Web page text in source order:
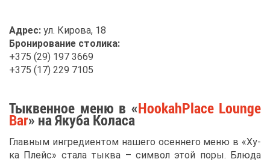
Ад­рес: ул. Ки­ро­ва, 18
Бро­ни­ро­ва­ние сто­ли­ка:
+375 (29) 197 3669
+375 (17) 229 7105
Тык­вен­ное ме­ню в «HookahPlace Lounge
Bar» на Яку­ба Ко­ла­са
Глав­ным ин­гре­ди­ен­том на­ше­го осен­не­го ме­ню в «Ху­
ка Плейс» ста­ла тык­ва – сим­вол этой по­ры. Блю­да